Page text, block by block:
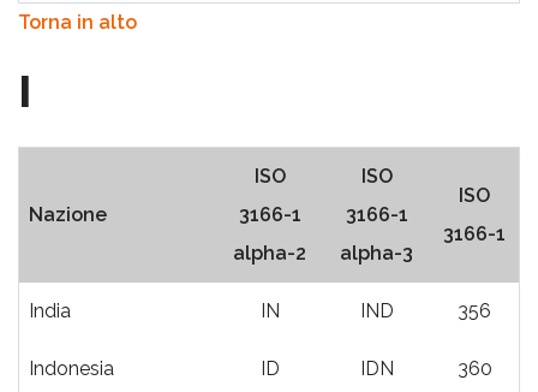
Torna in alto
I
Nazione
ISO
3166-1
alpha-2
ISO
3166-1
alpha-3
ISO
3166-1
India IN IND 356
Indonesia ID IDN 360